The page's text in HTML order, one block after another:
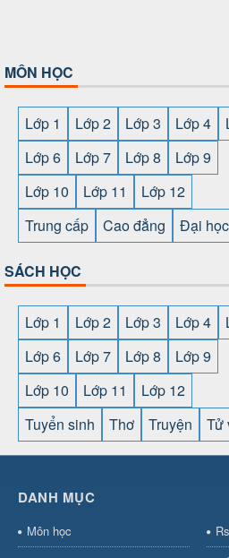
MÔN HỌC
Lớp 1 Lớp 2 Lớp 3 Lớp 4
Lớp 6
Lớp 7 Lớp 8
Lớp 9
Lớp 10
Lớp 11
Lớp 12
Trung cấp
Cao đẳng Đại học
SÁCH HỌC
Lớp 1 Lớp 2 Lớp 3 Lớp 4
Lớp 6
Lớp 7 Lớp 8
Lớp 9
Lớp 10
Lớp 11
Lớp 12
Tuyển sinh
Thơ Truyện Tử
cái OPEN88⇔
⇔https://gameb52a.club/
bài⇔bóng đá trực tiếp⇔fly88
DANH MỤC
Môn học